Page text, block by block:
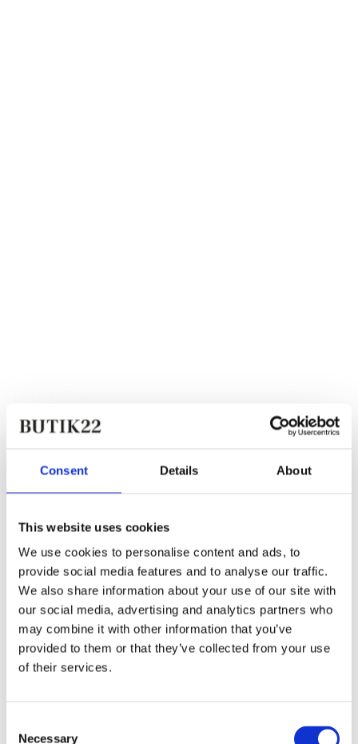
Consent Details About
This website uses cookies
We use cookies to personalise content and ads, to
provide social media features and to analyse our traffic.
We also share information about your use of our site with
our social media, advertising and analytics partners who
may combine it with other information that you’ve
provided to them or that they’ve collected from your use
of their services.
Necessary
SKALL Studio